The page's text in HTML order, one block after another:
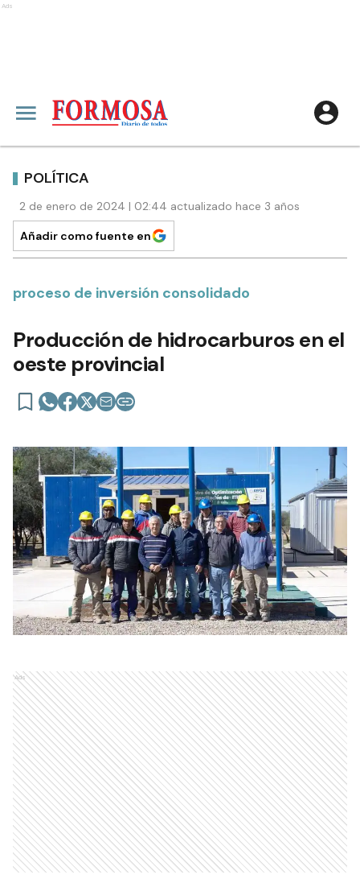
Ads
POLÍTICA
2 de enero de 2024 | 02:44 actualizado hace 3 años
Añadir como fuente en
proceso de inversión consolidado
Producción de hidrocarburos en el
oeste provincial
Ads